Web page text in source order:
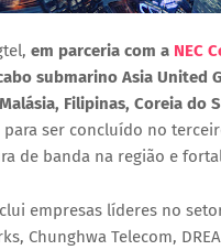
em parceria com a NEC
submarino Asia United
Filipinas, Coreia do
ser concluído no
de banda na região e
empresas líderes no
Chunghwa Telecom,